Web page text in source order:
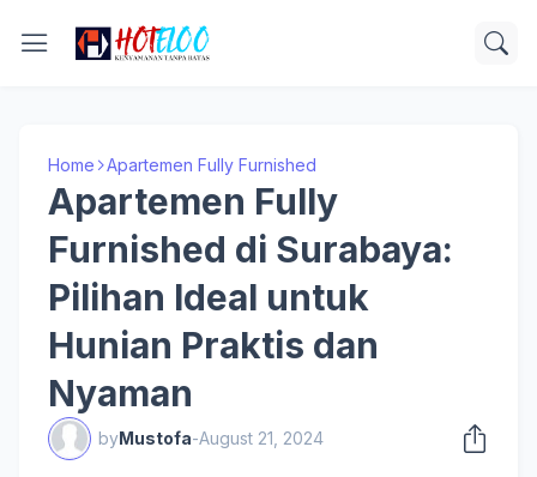
Home Apartemen Fully Furnished
Apartemen Fully
Furnished di Surabaya:
Pilihan Ideal untuk
Hunian Praktis dan
Nyaman
byMustofa-August 21, 2024